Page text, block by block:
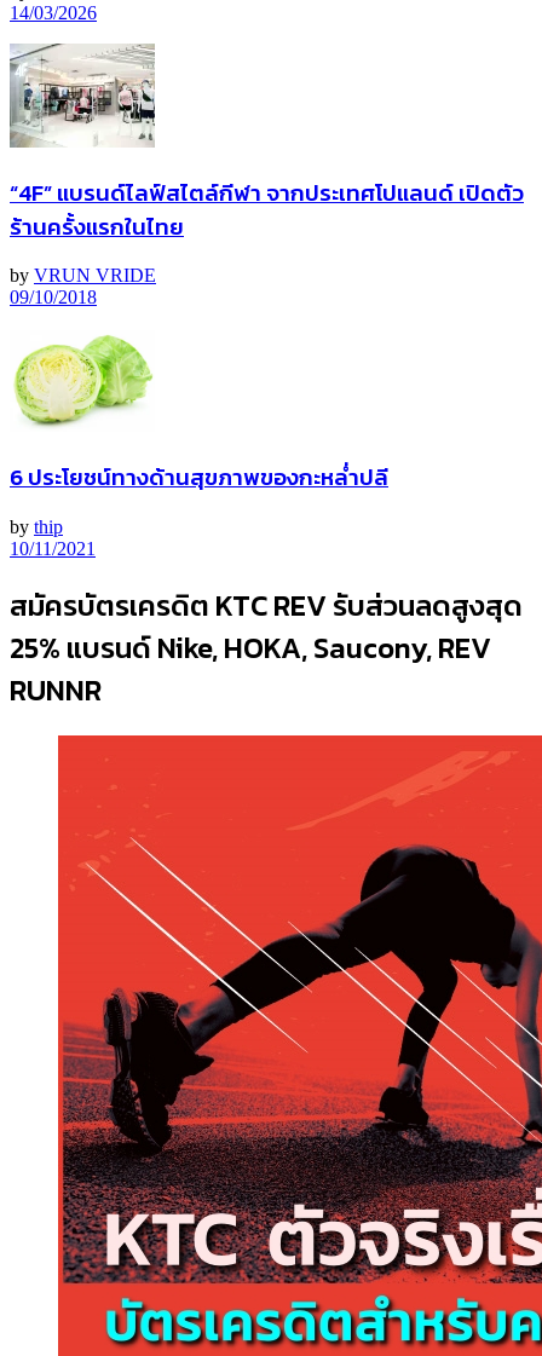
14/03/2026
“4F” แบรนด์ไลฟ์สไตล์กีฬา จากประเทศโปแลนด์ เปิดตัว
ร้านครั้งแรกในไทย
by VRUN VRIDE
09/10/2018
6 ประโยชน์ทางด้านสุขภาพของกะหล่ำปลี
by thip
10/11/2021
สมัครบัตรเครดิต KTC REV รับส่วนลดสูงสุด
25% แบรนด์ Nike, HOKA, Saucony, REV
RUNNR